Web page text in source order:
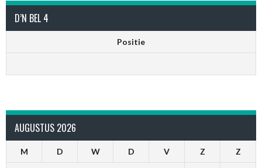
D’N BEL 4
Positie
AUGUSTUS 2026
M D W D V Z Z